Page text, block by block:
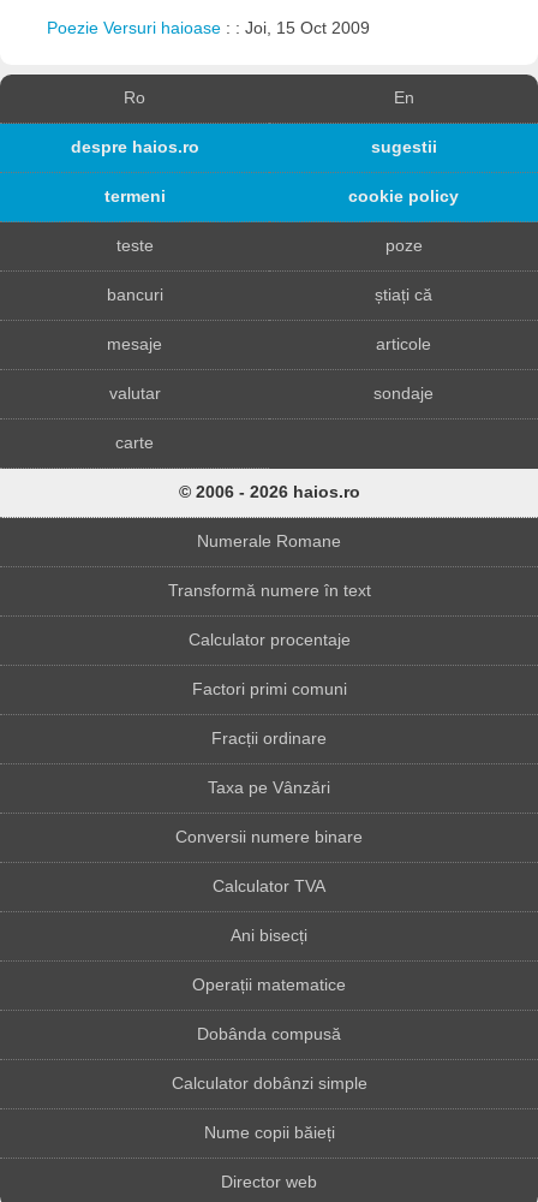
Poezie Versuri haioase : : Joi, 15 Oct 2009
Ro En
despre haios.ro sugestii
termeni cookie policy
teste poze
bancuri știați că
mesaje articole
valutar sondaje
carte
© 2006 - 2026 haios.ro
Numerale Romane
Transformă numere în text
Calculator procentaje
Factori primi comuni
Fracții ordinare
Taxa pe Vânzări
Conversii numere binare
Calculator TVA
Ani bisecți
Operații matematice
Dobânda compusă
Calculator dobânzi simple
Nume copii băieți
Director web